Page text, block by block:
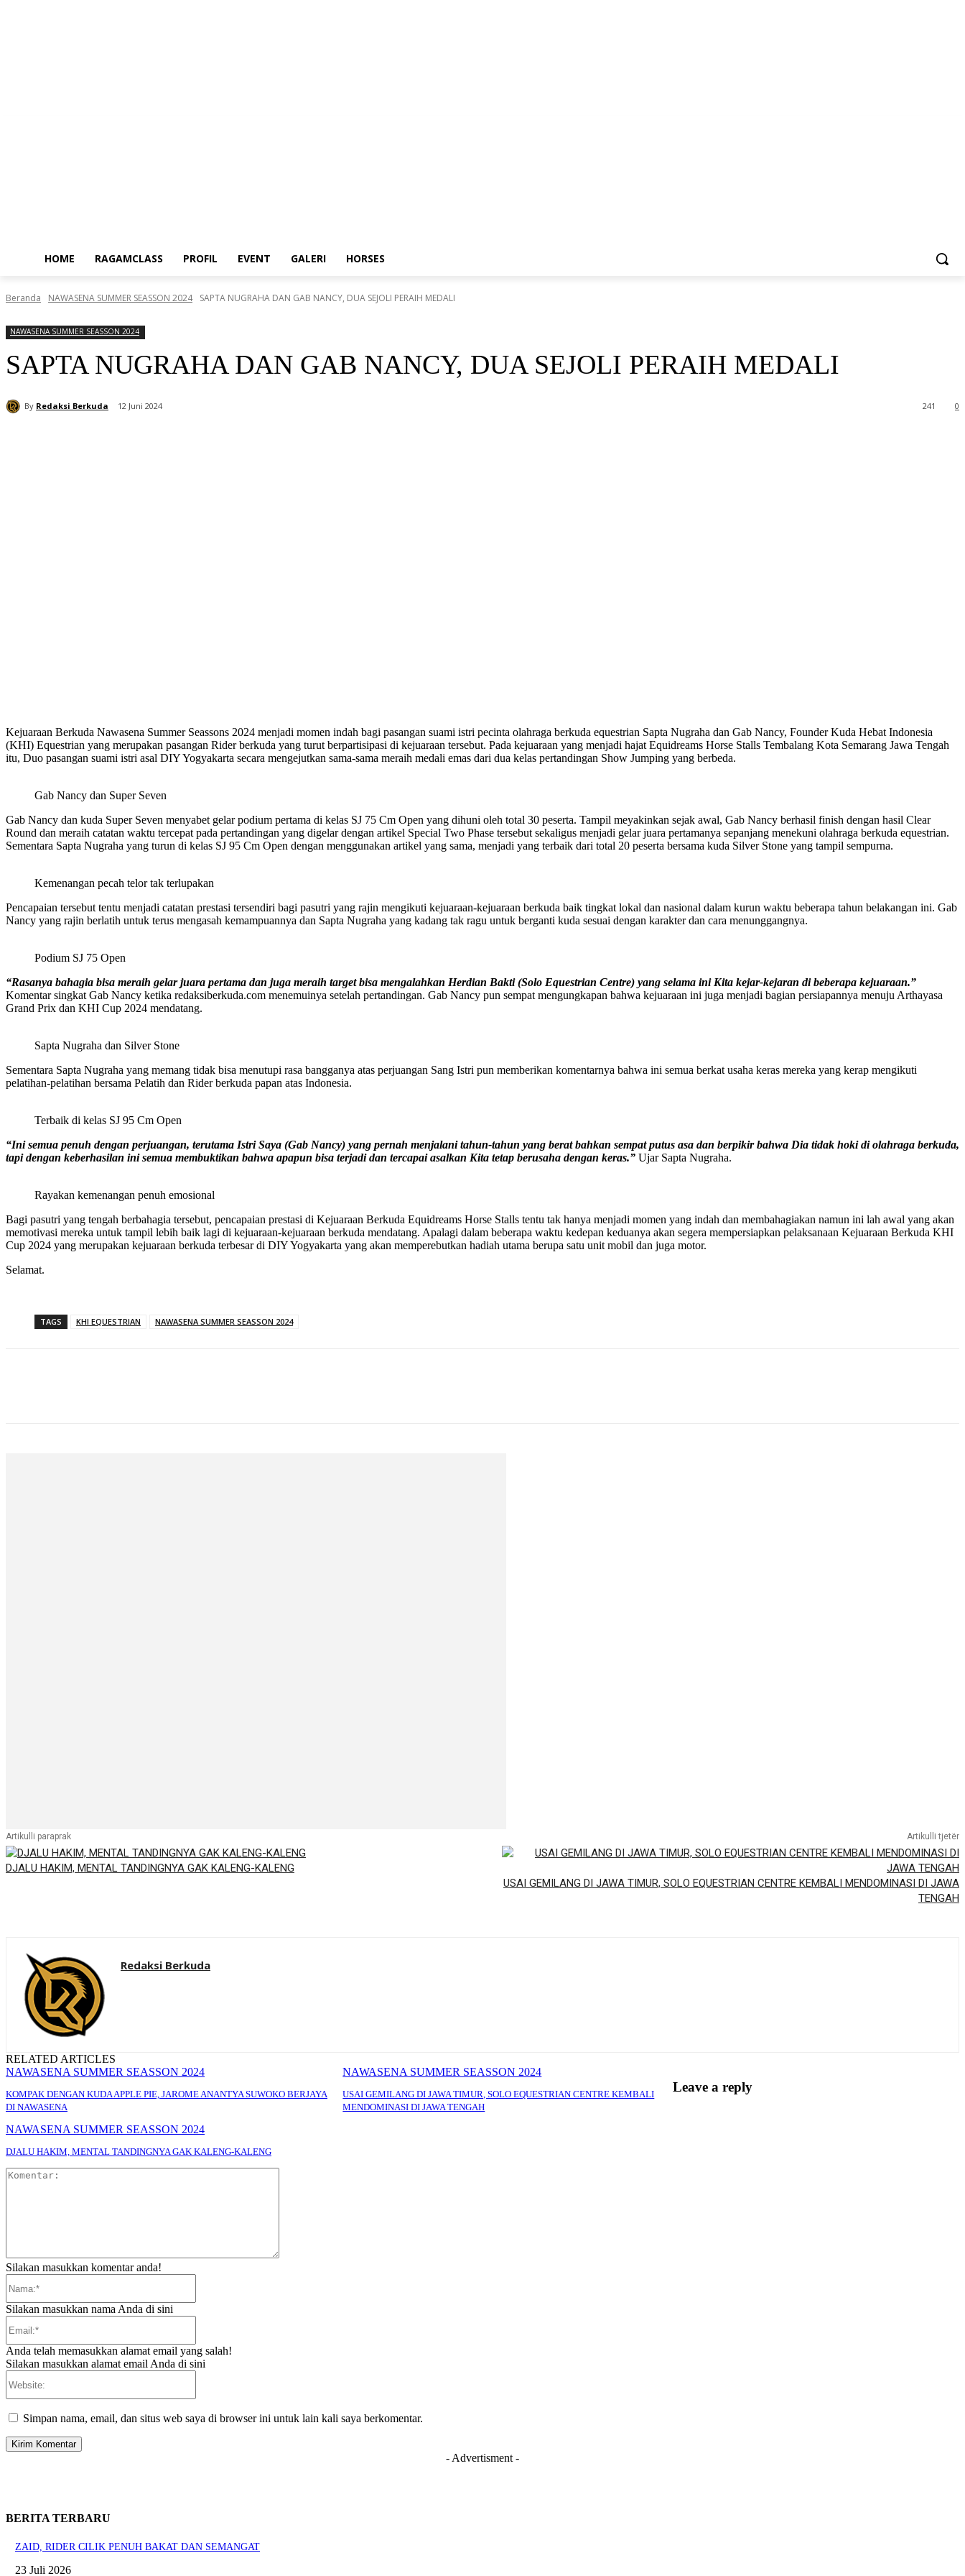
HOME RAGAMCLASS PROFIL EVENT GALERI HORSES
Beranda NAWASENA SUMMER SEASSON 2024 SAPTA NUGRAHA DAN GAB NANCY, DUA SEJOLI PERAIH MEDALI
NAWASENA SUMMER SEASSON 2024
SAPTA NUGRAHA DAN GAB NANCY, DUA SEJOLI PERAIH MEDALI
By Redaksi Berkuda 12 Juni 2024 0
241
Kejuaraan Berkuda Nawasena Summer Seassons 2024 menjadi momen indah bagi pasangan suami istri pecinta olahraga berkuda equestrian Sapta Nugraha dan Gab Nancy, Founder Kuda Hebat Indonesia
(KHI) Equestrian yang merupakan pasangan Rider berkuda yang turut berpartisipasi di kejuaraan tersebut. Pada kejuaraan yang menjadi hajat Equidreams Horse Stalls Tembalang Kota Semarang Jawa Tengah
itu, Duo pasangan suami istri asal DIY Yogyakarta secara mengejutkan sama-sama meraih medali emas dari dua kelas pertandingan Show Jumping yang berbeda.
Gab Nancy dan Super Seven
Gab Nancy dan kuda Super Seven menyabet gelar podium pertama di kelas SJ 75 Cm Open yang dihuni oleh total 30 peserta. Tampil meyakinkan sejak awal, Gab Nancy berhasil finish dengan hasil Clear
Round dan meraih catatan waktu tercepat pada pertandingan yang digelar dengan artikel Special Two Phase tersebut sekaligus menjadi gelar juara pertamanya sepanjang menekuni olahraga berkuda equestrian.
Sementara Sapta Nugraha yang turun di kelas SJ 95 Cm Open dengan menggunakan artikel yang sama, menjadi yang terbaik dari total 20 peserta bersama kuda Silver Stone yang tampil sempurna.
Kemenangan pecah telor tak terlupakan
Pencapaian tersebut tentu menjadi catatan prestasi tersendiri bagi pasutri yang rajin mengikuti kejuaraan-kejuaraan berkuda baik tingkat lokal dan nasional dalam kurun waktu beberapa tahun belakangan ini. Gab
Nancy yang rajin berlatih untuk terus mengasah kemampuannya dan Sapta Nugraha yang kadang tak ragu untuk berganti kuda sesuai dengan karakter dan cara menunggangnya.
Podium SJ 75 Open
“Rasanya bahagia bisa meraih gelar juara pertama dan juga meraih target bisa mengalahkan Herdian Bakti (Solo Equestrian Centre) yang selama ini Kita kejar-kejaran di beberapa kejuaraan.”
Komentar singkat Gab Nancy ketika redaksiberkuda.com menemuinya setelah pertandingan. Gab Nancy pun sempat mengungkapan bahwa kejuaraan ini juga menjadi bagian persiapannya menuju Arthayasa
Grand Prix dan KHI Cup 2024 mendatang.
Sapta Nugraha dan Silver Stone
Sementara Sapta Nugraha yang memang tidak bisa menutupi rasa bangganya atas perjuangan Sang Istri pun memberikan komentarnya bahwa ini semua berkat usaha keras mereka yang kerap mengikuti
pelatihan-pelatihan bersama Pelatih dan Rider berkuda papan atas Indonesia.
Terbaik di kelas SJ 95 Cm Open
“Ini semua penuh dengan perjuangan, terutama Istri Saya (Gab Nancy) yang pernah menjalani tahun-tahun yang berat bahkan sempat putus asa dan berpikir bahwa Dia tidak hoki di olahraga berkuda,
tapi dengan keberhasilan ini semua membuktikan bahwa apapun bisa terjadi dan tercapai asalkan Kita tetap berusaha dengan keras.” Ujar Sapta Nugraha.
Rayakan kemenangan penuh emosional
Bagi pasutri yang tengah berbahagia tersebut, pencapaian prestasi di Kejuaraan Berkuda Equidreams Horse Stalls tentu tak hanya menjadi momen yang indah dan membahagiakan namun ini lah awal yang akan
memotivasi mereka untuk tampil lebih baik lagi di kejuaraan-kejuaraan berkuda mendatang. Apalagi dalam beberapa waktu kedepan keduanya akan segera mempersiapkan pelaksanaan Kejuaraan Berkuda KHI
Cup 2024 yang merupakan kejuaraan berkuda terbesar di DIY Yogyakarta yang akan memperebutkan hadiah utama berupa satu unit mobil dan juga motor.
Selamat.
TAGS KHI EQUESTRIAN NAWASENA SUMMER SEASSON 2024
Artikulli paraprak
DJALU HAKIM, MENTAL TANDINGNYA GAK KALENG-KALENG
Artikulli tjetër
USAI GEMILANG DI JAWA TIMUR, SOLO EQUESTRIAN CENTRE KEMBALI MENDOMINASI DI JAWA
TENGAH
Redaksi Berkuda
RELATED ARTICLES
NAWASENA SUMMER SEASSON 2024
KOMPAK DENGAN KUDA APPLE PIE, JAROME ANANTYA SUWOKO BERJAYA
DI NAWASENA
NAWASENA SUMMER SEASSON 2024
USAI GEMILANG DI JAWA TIMUR, SOLO EQUESTRIAN CENTRE KEMBALI
MENDOMINASI DI JAWA TENGAH
NAWASENA SUMMER SEASSON 2024
DJALU HAKIM, MENTAL TANDINGNYA GAK KALENG-KALENG
Leave a reply
Silakan masukkan komentar anda!
Silakan masukkan nama Anda di sini
Anda telah memasukkan alamat email yang salah!
Silakan masukkan alamat email Anda di sini
Simpan nama, email, dan situs web saya di browser ini untuk lain kali saya berkomentar.
- Advertisment -
BERITA TERBARU
ZAID, RIDER CILIK PENUH BAKAT DAN SEMANGAT
23 Juli 2026